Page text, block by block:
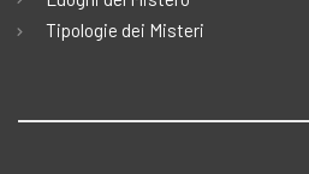
Tipologie dei Misteri